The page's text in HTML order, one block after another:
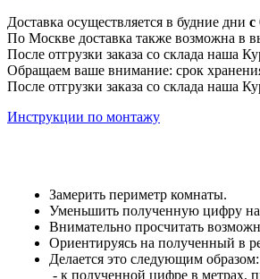
Доставка осуществляется в будние дни с
По Москве доставка также возможна в
После отгрузки заказа со склада наша
Обращаем ваше внимание: срок хранения
После отгрузки заказа со склада наша
Инструкции по монтажу
Замерить периметр комнаты.
Уменьшить полученную цифру на
Внимательно просчитать
Ориентируясь на полученный в
Делается это следующим образом:
- к полученной цифре в метрах,